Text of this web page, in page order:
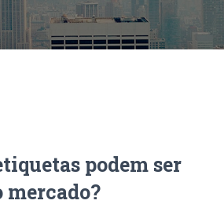
podem ser
mercado?